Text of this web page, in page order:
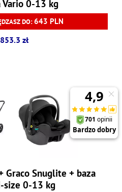
Vario 0-13 kg
DO:643 PLN
zł
Graco Snuglite + baza
size 0-13 kg